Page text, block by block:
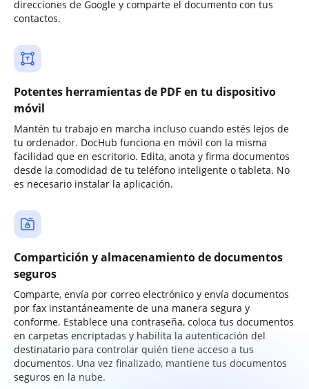
direcciones de Google y comparte el documento con tus
contactos.
Potentes herramientas de PDF en tu dispositivo
móvil
Mantén tu trabajo en marcha incluso cuando estés lejos de
tu ordenador. DocHub funciona en móvil con la misma
facilidad que en escritorio. Edita, anota y firma documentos
desde la comodidad de tu teléfono inteligente o tableta. No
es necesario instalar la aplicación.
Compartición y almacenamiento de documentos
seguros
Comparte, envía por correo electrónico y envía documentos
por fax instantáneamente de una manera segura y
conforme. Establece una contraseña, coloca tus documentos
en carpetas encriptadas y habilita la autenticación del
destinatario para controlar quién tiene acceso a tus
documentos. Una vez finalizado, mantiene tus documentos
seguros en la nube.